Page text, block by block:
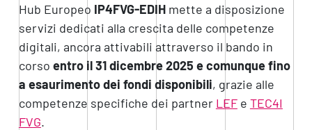
Hub Europeo IP4FVG-EDIHmette a disposizione
servizi dedicati alla crescita delle competenze
digitali, ancora attivabili attraverso il bando in
corso entro il 31 dicembre 2025 e comunque fino
a esaurimento dei fondi disponibili, grazie alle
competenze specifiche dei partner LEFe TEC4I
FVG.